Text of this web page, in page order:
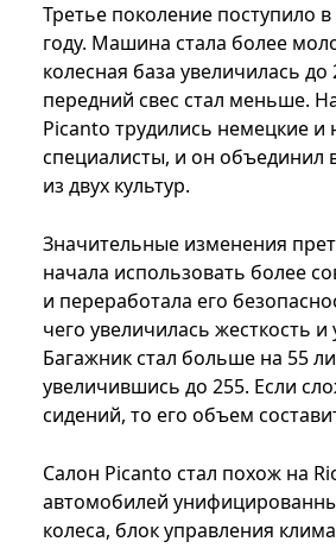
Третье поколение поступило
году. Машина стала более
колесная база увеличилась до
передний свес стал меньше.
Picanto трудились немецкие
специалисты, и он объединил
из двух культур.
Значительные изменения
начала использовать более
и переработала его
чего увеличилась жесткость
Багажник стал больше на 55
увеличившись до 255. Если
сидений, то его объем
Салон Picanto стал похож на
автомобилей
колеса, блок управления